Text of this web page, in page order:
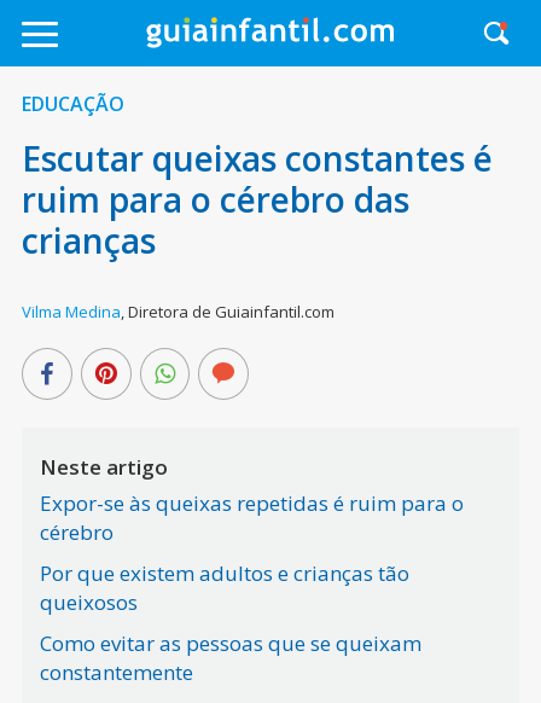
EDUCAÇÃO
Escutar queixas constantes é
ruim para o cérebro das
crianças
Vilma Medina,Diretora de Guiainfantil.com
Neste artigo
Expor-se às queixas repetidas é ruim para o
cérebro
Por que existem adultos e crianças tão
queixosos
Como evitar as pessoas que se queixam
constantemente